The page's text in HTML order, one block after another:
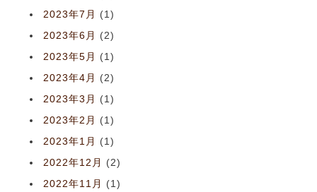
2023年7月
(1)
2023年6月
(2)
2023年5月
(1)
2023年4月
(2)
2023年3月
(1)
2023年2月
(1)
2023年1月
(1)
2022年12月
(2)
2022年11月
(1)